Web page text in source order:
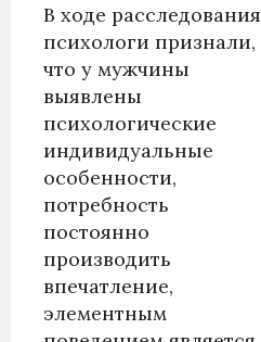
В ходе расследования
психологи признали,
что у мужчины
выявлены
психологические
индивидуальные
особенности,
потребность
постоянно
производить
впечатление,
элементным